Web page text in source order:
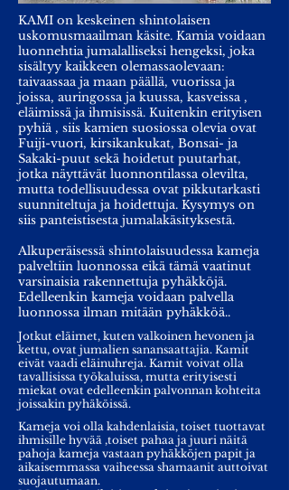
KAMI on keskeinen shintolaisen
uskomusmaailman käsite. Kamia voidaan
luonnehtia jumalalliseksi hengeksi, joka
sisältyy kaikkeen olemassaolevaan:
taivaassaa ja maan päällä, vuorissa ja
joissa, auringossa ja kuussa, kasveissa ,
eläimissä ja ihmisissä. Kuitenkin erityisen
pyhiä , siis kamien suosiossa olevia ovat
Fuiji-vuori, kirsikankukat, Bonsai- ja
Sakaki-puut sekä hoidetut puutarhat,
jotka näyttävät luonnontilassa olevilta,
mutta todellisuudessa ovat pikkutarkasti
suunniteltuja ja hoidettuja. Kysymys on
siis panteistisesta jumalakäsityksestä.
Alkuperäisessä shintolaisuudessa kameja
palveltiin luonnossa eikä tämä vaatinut
varsinaisia rakennettuja pyhäkköjä.
Edelleenkin kameja voidaan palvella
luonnossa ilman mitään pyhäkköä..
Jotkut eläimet, kuten valkoinen hevonen ja
kettu, ovat jumalien sanansaattajia. Kamit
eivät vaadi eläinuhreja. Kamit voivat olla
tavallisissa työkaluissa, mutta erityisesti
miekat ovat edelleenkin palvonnan kohteita
joissakin pyhäköissä.
Kameja voi olla kahdenlaisia, toiset tuottavat
ihmisille hyvää ,toiset pahaa ja juuri näitä
pahoja kameja vastaan pyhäkköjen papit ja
aikaisemmassa vaiheessa shamaanit auttoivat
suojautumaan.